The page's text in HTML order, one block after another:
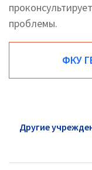
проблемы.
ФКУ
Другие